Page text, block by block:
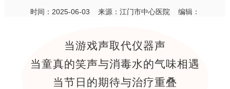
时间：2025-06-03 来源：江门市中心医院 编辑：
当游戏声取代仪器声
当童真的笑声与消毒水的气味相遇
当节日的期待与治疗重叠